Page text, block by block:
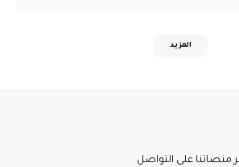
المزيد
منصاتنا على التواصل